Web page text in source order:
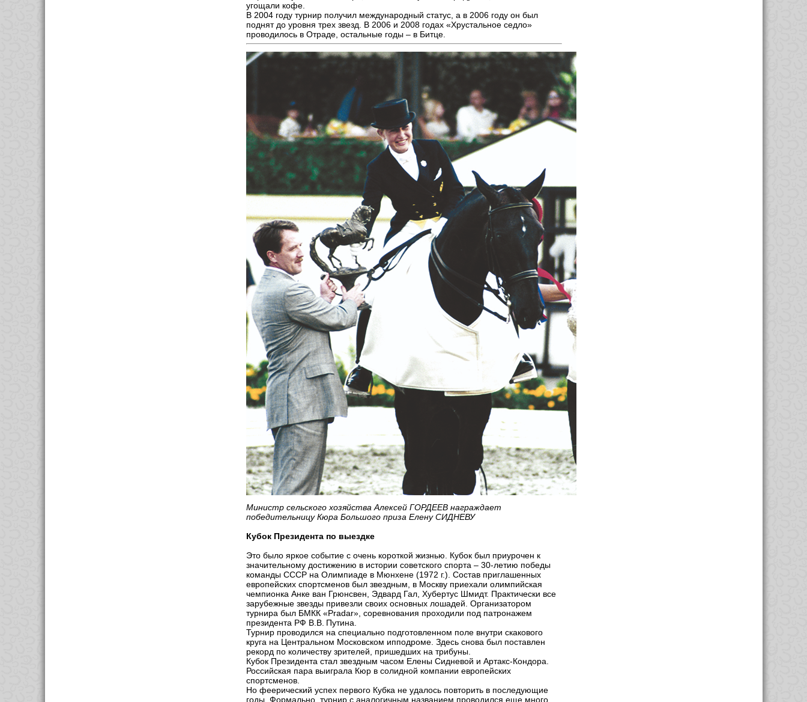
угощали кофе.
В 2004 году турнир получил международный статус, а в 2006 году он был
поднят до уровня трех звезд. В 2006 и 2008 годах «Хрустальное седло»
проводилось в Отраде, остальные годы – в Битце.
Министр сельского хозяйства Алексей ГОРДЕЕВ награждает
победительницу Кюра Большого приза Елену СИДНЕВУ
Кубок Президента по выездке
Это было яркое событие с очень короткой жизнью. Кубок был приурочен к
значительному достижению в истории советского спорта – 30‑летию победы
команды СССР на Олимпиаде в Мюнхене (1972 г.). Состав приглашенных
европейских спортсменов был звездным, в Москву приехали олимпийская
чемпионка Анке ван Грюнсвен, Эдвард Гал, Хубертус Шмидт. Практически все
зарубежные звезды привезли своих основных лошадей. Организатором
турнира был БМКК «Pradar», соревнования проходили под патронажем
президента РФ В.В. Путина.
Турнир проводился на специально подготовленном поле внутри скакового
круга на Центральном Московском ипподроме. Здесь снова был поставлен
рекорд по количеству зрителей, пришедших на трибуны.
Кубок Президента стал звездным часом Елены Сидневой и Артакс-Кондора.
Российская пара выиграла Кюр в солидной компании европейских
спортсменов.
Но феерический успех первого Кубка не удалось повторить в последующие
годы. Формально, турнир с аналогичным названием проводился еще много